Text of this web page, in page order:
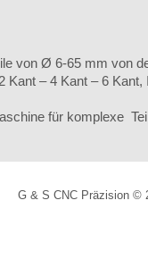
von Ø 6-65 mm von
Kant – 4 Kant – 6
für komplexe
G & S CNC Präzision ©